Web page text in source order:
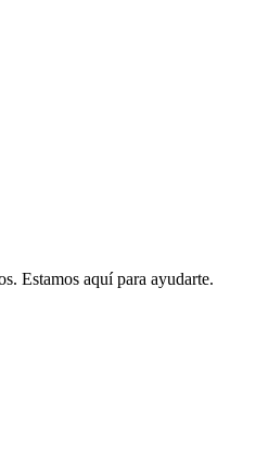
Estamos aquí para ayudarte.